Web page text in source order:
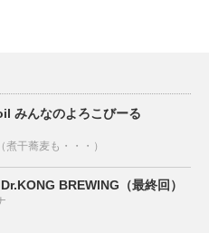
みんなのよろこびーる
干蕎麦も・・・）
BREWING（最終回）